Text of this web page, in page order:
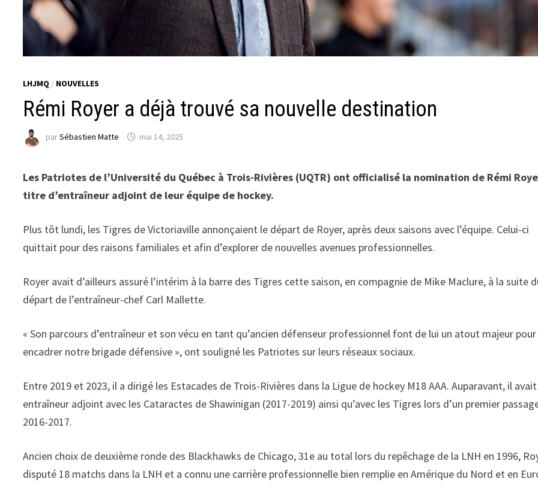
LHJMQ / NOUVELLES
Rémi Royer a déjà trouvé sa nouvelle destination
parSébastien Matte mai 14, 2025
Les Patriotes de l’Université du Québec à Trois-Rivières (UQTR) ont officialisé la nomination de Rémi
titre d’entraîneur adjoint de leur équipe de hockey.
Plus tôt lundi, les Tigres de Victoriaville annonçaient le départ de Royer, après deux saisons avec l’équipe. Celui-ci
quittait pour des raisons familiales et afin d’explorer de nouvelles avenues professionnelles.
Royer avait d’ailleurs assuré l’intérim à la barre des Tigres cette saison, en compagnie de Mike Maclure, à la suite
départ de l’entraîneur-chef Carl Mallette.
« Son parcours d’entraîneur et son vécu en tant qu’ancien défenseur professionnel font de lui un atout majeur pour
encadrer notre brigade défensive », ont souligné les Patriotes sur leurs réseaux sociaux.
Entre 2019 et 2023, il a dirigé les Estacades de Trois-Rivières dans la Ligue de hockey M18 AAA. Auparavant, il
entraîneur adjoint avec les Cataractes de Shawinigan (2017-2019) ainsi qu’avec les Tigres lors d’un premier
2016-2017.
Ancien choix de deuxième ronde des Blackhawks de Chicago, 31e au total lors du repêchage de la LNH en 1996,
disputé 18 matchs dans la LNH et a connu une carrière professionnelle bien remplie en Amérique du Nord et en